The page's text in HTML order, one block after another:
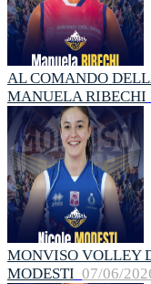
AL COMANDO
MANUELA RIBECHI
MONVISO VOLLEY
MODESTI 07/06/